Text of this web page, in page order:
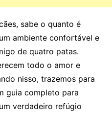
sabe o quanto é
ambiente confortável e
de quatro patas.
todo o amor e
nisso, trazemos para
guia completo para
verdadeiro refúgio